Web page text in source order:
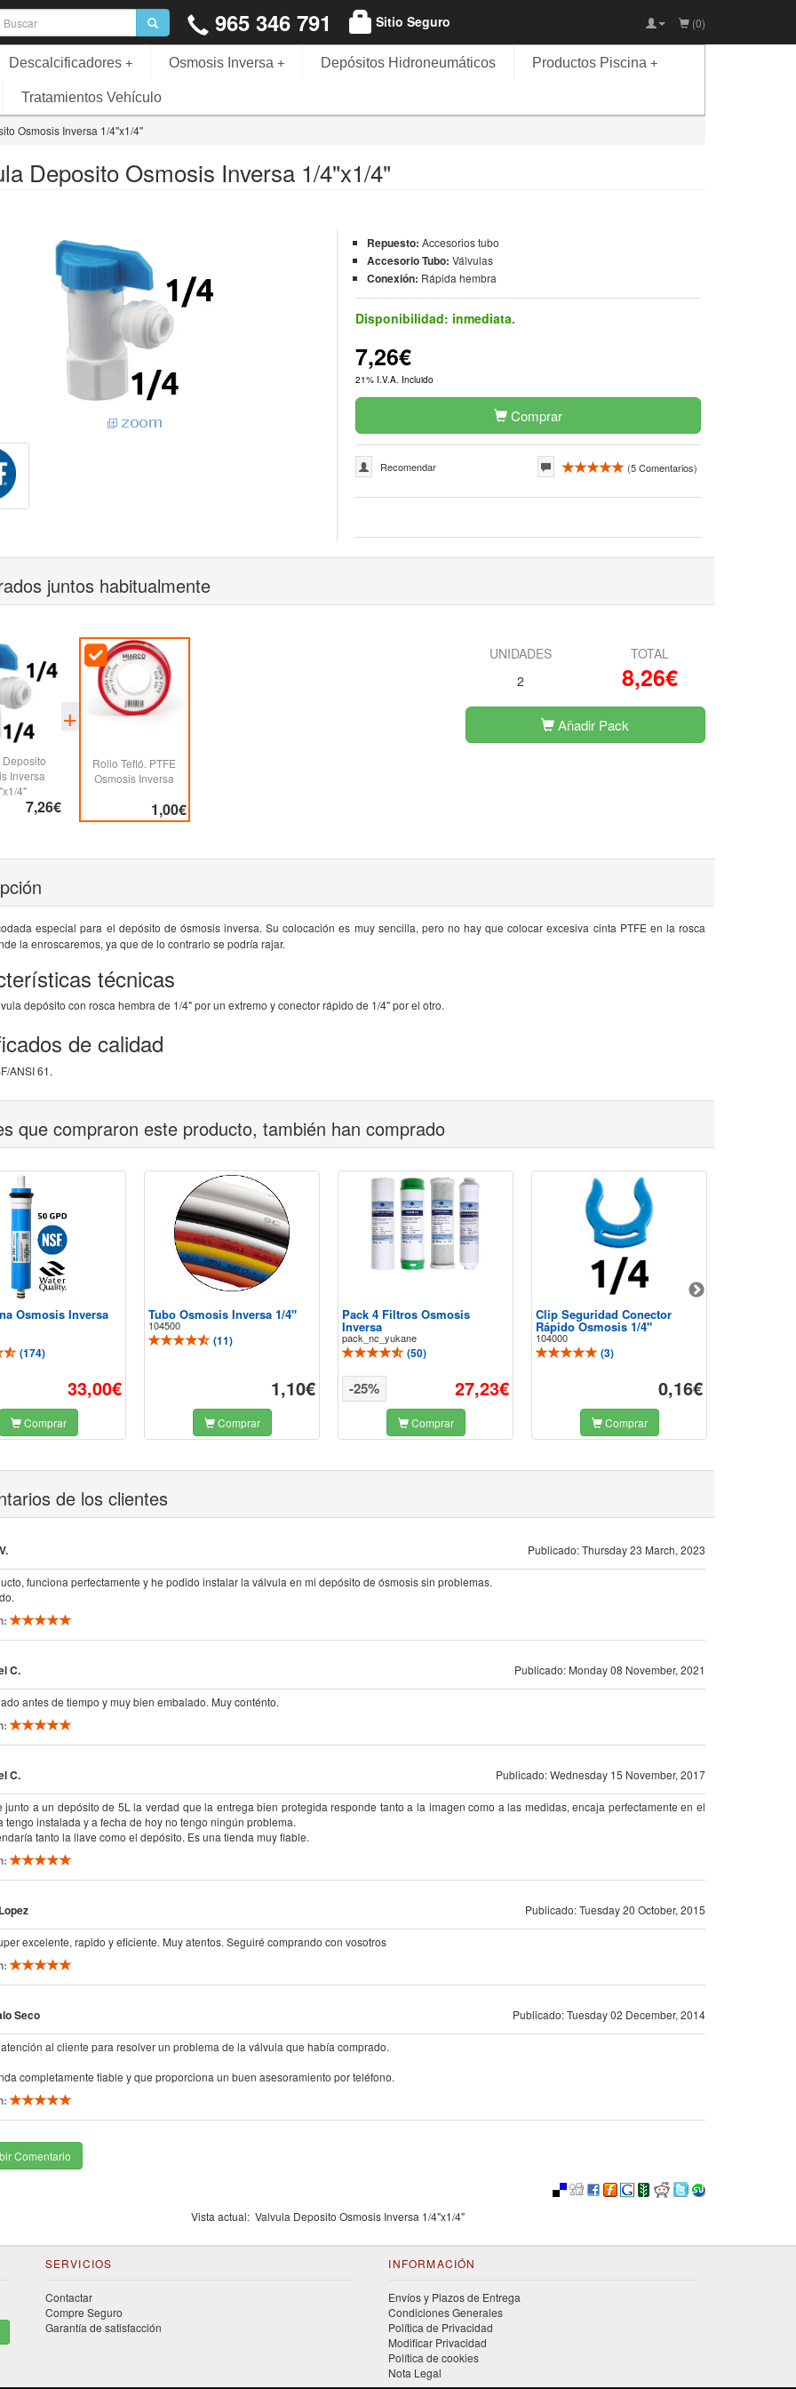
965 346 791 Sitio Seguro (0)
+
Descalcificadores +
Osmosis Inversa Depósitos Hidroneumáticos +
Productos Piscina
Tratamientos Vehículo
Osmosis Inversa 1/4"x1/4"
Deposito Osmosis Inversa 1/4"x1/4"
Repuesto: Accesorios tubo
Accesorio Tubo: Válvulas
Conexión: Rápida hembra
Disponibilidad: inmediata.
7,26€
21% I.V.A. Incluido
Comprar
Recomendar (5Comentarios)
juntos habitualmente
Inversa
4"
7,26€
Rollo Tefló. PTFE
Osmosis Inversa
1,00€
UNIDADES
TOTAL
2
8,26€
Añadir Pack
especial para el depósito de ósmosis inversa. Su colocación es muy sencilla, pero no hay que colocar excesiva cinta PTFE en la rosca
la enroscaremos, ya que de lo contrario se podría rajar.
técnicas
depósito con rosca hembra de 1/4" por un extremo y conector rápido de 1/4" por el otro.
de calidad
ANSI 61.
que compraron este producto, también han comprado
Osmosis Inversa
(174)
33,00€
Comprar
Tubo Osmosis Inversa 1/4"
104500
(11)
1,10€
Comprar
Pack 4 Filtros Osmosis
Inversa
pack_nc_yukane
(50)
27,23€
-25%
Comprar
Clip Seguridad Conector
Rápido Osmosis 1/4"
104000
(3)
0,16€
Comprar
de los clientes
Publicado: Thursday 23 March, 2023
funciona perfectamente y he podido instalar la válvula en mi depósito de ósmosis sin problemas.
C. Publicado: Monday 08 November, 2021
antes de tiempo y muy bien embalado. Muy conténto.
C. Publicado: Wednesday 15 November, 2017
junto a un depósito de 5L la verdad que la entrega bien protegida responde tanto a la imagen como a las medidas, encaja perfectamente en el
tengo instalada y a fecha de hoy no tengo ningún problema.
tanto la llave como el depósito. Es una tienda muy fiable.
Publicado: Tuesday 20 October, 2015
excelente, rapido y eficiente. Muy atentos. Seguiré comprando con vosotros
Seco Publicado: Tuesday 02 December, 2014
al cliente para resolver un problema de la válvula que había comprado.
completamente fiable y que proporciona un buen asesoramiento por teléfono.
Comentario
Vista actual: Valvula Deposito Osmosis Inversa 1/4"x1/4"
SERVICIOS
Contactar
Compre Seguro
Garantía de satisfacción
INFORMACIÓN
Envíos y Plazos de Entrega
Condiciones Generales
Política de Privacidad
Modificar Privacidad
Política de cookies
Nota Legal